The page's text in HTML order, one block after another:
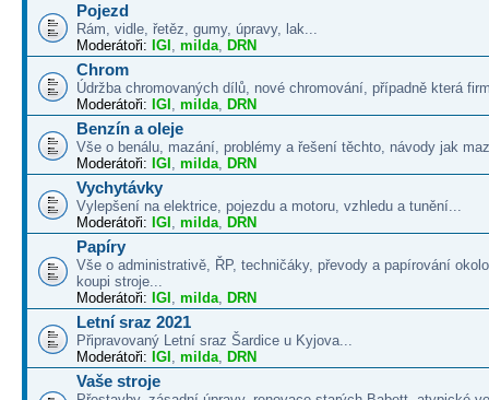
Pojezd
Rám, vidle, řetěz, gumy, úpravy, lak...
Moderátoři: IGI , milda, DRN
Chrom
Údržba chromovaných dílů, nové chromování, případně která
Moderátoři: IGI , milda, DRN
Benzín a oleje
Vše o benálu, mazání, problémy a řešení těchto, návody jak
Moderátoři: IGI , milda, DRN
Vychytávky
Vylepšení na elektrice, pojezdu a motoru, vzhledu a tunění...
Moderátoři: IGI , milda, DRN
Papíry
Vše o administrativě, ŘP, techničáky, převody a papírování
koupi stroje...
Moderátoři: IGI , milda, DRN
Letní sraz 2021
Připravovaný Letní sraz Šardice u Kyjova...
Moderátoři: IGI , milda, DRN
Vaše stroje